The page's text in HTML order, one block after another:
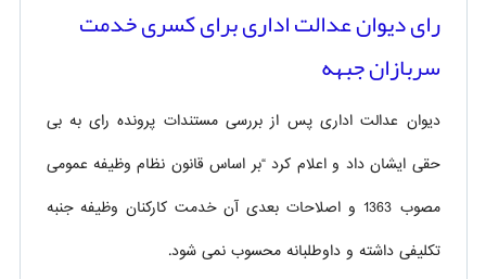
رای دیوان عدالت اداری برای کسری خدمت
سربازان جبهه
دیوان عدالت اداری پس از بررسی مستندات پرونده رای به بی
حقی ایشان داد و اعلام کرد “بر اساس قانون نظام وظیفه عمومی
مصوب 1363 و اصلاحات بعدی آن خدمت کارکنان وظیفه جنبه
تکلیفی داشته و داوطلبانه محسوب نمی شود.